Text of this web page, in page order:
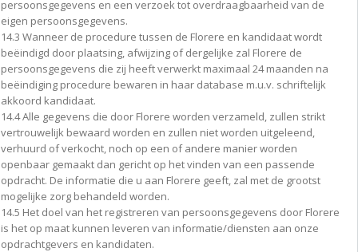
persoonsgegevens en een verzoek tot overdraagbaarheid van de
eigen persoonsgegevens.
14.3 Wanneer de procedure tussen de Florere en kandidaat wordt
beëindigd door plaatsing, afwijzing of dergelijke zal Florere de
persoonsgegevens die zij heeft verwerkt maximaal 24 maanden na
beëindiging procedure bewaren in haar database m.u.v. schriftelijk
akkoord kandidaat.
14.4 Alle gegevens die door Florere worden verzameld, zullen strikt
vertrouwelijk bewaard worden en zullen niet worden uitgeleend,
verhuurd of verkocht, noch op een of andere manier worden
openbaar gemaakt dan gericht op het vinden van een passende
opdracht. De informatie die u aan Florere geeft, zal met de grootst
mogelijke zorg behandeld worden.
14.5 Het doel van het registreren van persoonsgegevens door Florere
is het op maat kunnen leveren van informatie/diensten aan onze
opdrachtgevers en kandidaten.